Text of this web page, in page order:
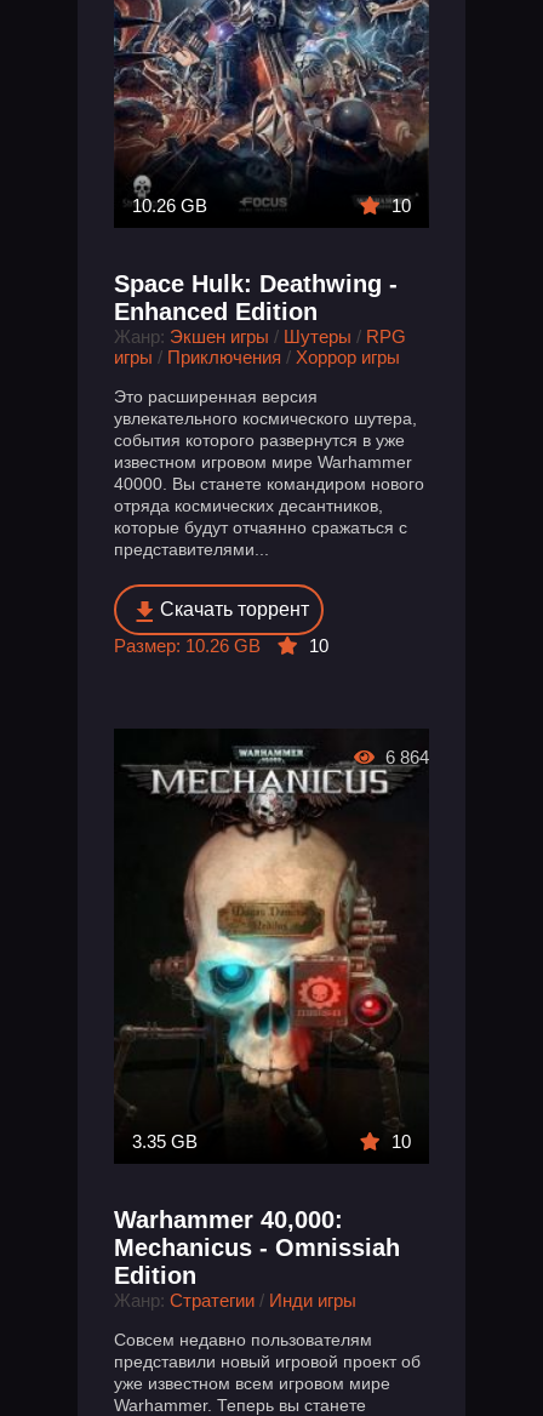
10.26 GB 10
Space Hulk: Deathwing -
Enhanced Edition
Жанр: Экшен игры / Шутеры / RPG
игры / Приключения / Хоррор игры
Это расширенная версия
увлекательного космического шутера,
события которого развернутся в уже
известном игровом мире Warhammer
40000. Вы станете командиром нового
отряда космических десантников,
которые будут отчаянно сражаться с
представителями...
Скачать торрент
Размер: 10.26 GB
10
3.35 GB 10
Warhammer 40,000:
Mechanicus - Omnissiah
Edition
Жанр: Стратегии / Инди игры
Совсем недавно пользователям
представили новый игровой проект об
уже известном всем игровом мире
Warhammer. Теперь вы станете
6 864